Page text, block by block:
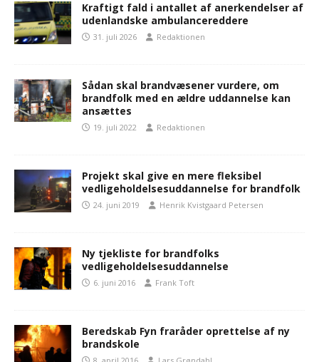
Kraftigt fald i antallet af anerkendelser af
udenlandske ambulancereddere
31. juli 2026 Redaktionen
Sådan skal brandvæsener vurdere, om
brandfolk med en ældre uddannelse kan
ansættes
19. juli 2022 Redaktionen
Projekt skal give en mere fleksibel
vedligeholdelsesuddannelse for brandfolk
24. juni 2019 Henrik Kvistgaard Petersen
Ny tjekliste for brandfolks
vedligeholdelsesuddannelse
6. juni 2016 Frank Toft
Beredskab Fyn fraråder oprettelse af ny
brandskole